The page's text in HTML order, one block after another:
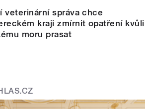
veterinární správa chce
kraji zmírnit opatření kvůli
moru prasat